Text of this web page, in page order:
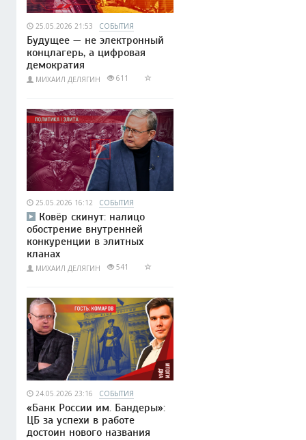
25.05.2026 21:53 СОБЫТИЯ
Будущее — не электронный
концлагерь, а цифровая
демократия
МИХАИЛ ДЕЛЯГИН 611
25.05.2026 16:12 СОБЫТИЯ
Ковёр скинут: налицо
обострение внутренней
конкуренции в элитных
кланах
МИХАИЛ ДЕЛЯГИН 541
24.05.2026 23:16 СОБЫТИЯ
«Банк России им. Бандеры»:
ЦБ за успехи в работе
достоин нового названия